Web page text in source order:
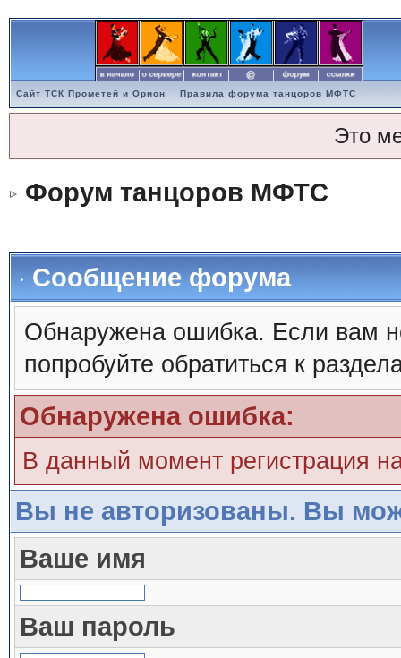
Сайт ТСК Прометей и Орион Правила форума танцоров МФТС
Это
Форум танцоров МФТС
Сообщение форума
Обнаружена ошибка. Если вам
попробуйте обратиться к
Обнаружена ошибка:
В данный момент регистрация
Вы не авторизованы. Вы
Ваше имя
Ваш пароль